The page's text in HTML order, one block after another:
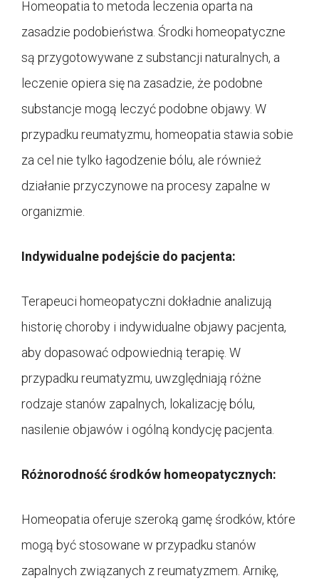
Homeopatia to metoda leczenia oparta na
zasadzie podobieństwa. Środki homeopatyczne
są przygotowywane z substancji naturalnych, a
leczenie opiera się na zasadzie, że podobne
substancje mogą leczyć podobne objawy. W
przypadku reumatyzmu, homeopatia stawia sobie
za cel nie tylko łagodzenie bólu, ale również
działanie przyczynowe na procesy zapalne w
organizmie.
Indywidualne podejście do pacjenta:
Terapeuci homeopatyczni dokładnie analizują
historię choroby i indywidualne objawy pacjenta,
aby dopasować odpowiednią terapię. W
przypadku reumatyzmu, uwzględniają różne
rodzaje stanów zapalnych, lokalizację bólu,
nasilenie objawów i ogólną kondycję pacjenta.
Różnorodność środków homeopatycznych:
Homeopatia oferuje szeroką gamę środków, które
mogą być stosowane w przypadku stanów
zapalnych związanych z reumatyzmem. Arnikę,